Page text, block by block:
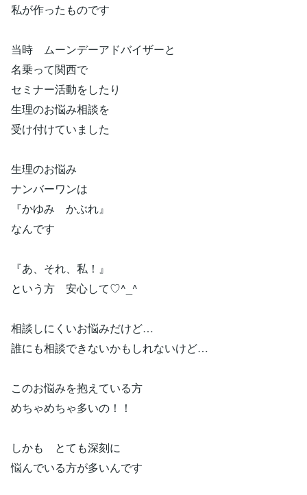
私が作ったものです
当時 ムーンデーアドバイザーと
名乗って関西で
セミナー活動をしたり
生理のお悩み相談を
受け付けていました
生理のお悩み
ナンバーワンは
『かゆみ かぶれ』
なんです
『あ、それ、私！』
という方 安心して♡^_^
相談しにくいお悩みだけど…
誰にも相談できないかもしれないけど…
このお悩みを抱えている方
めちゃめちゃ多いの！！
しかも とても深刻に
悩んでいる方が多いんです